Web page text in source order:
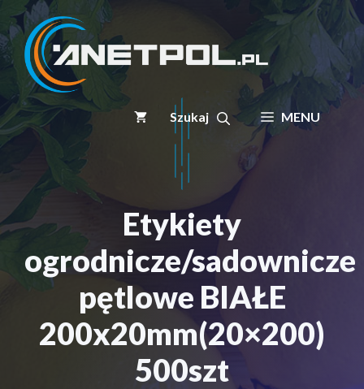
Przejdź
do
treści
MENU
Etykiety
ogrodnicze/sadownicze
pętlowe BIAŁE
200x20mm(20×200)
500szt